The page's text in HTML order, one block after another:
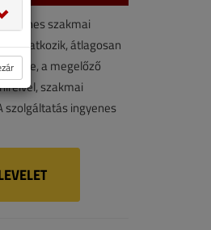
szakmai
feliratkozik, átlagosan
a megelőző
szakmai
szolgáltatás ingyenes